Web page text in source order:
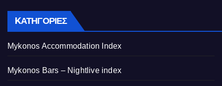
KΑΤΗΓΟΡΊΕΣ
Mykonos Accommodation Index
Mykonos Bars – Nightlive index